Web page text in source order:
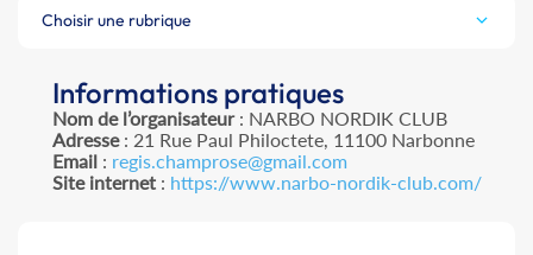
Choisir une rubrique
Informations pratiques
Nom de l’organisateur: NARBO NORDIK CLUB
Adresse: 21 Rue Paul Philoctete, 11100 Narbonne
Email: regis.champrose@gmail.com
Site internet: https://www.narbo-nordik-club.com/